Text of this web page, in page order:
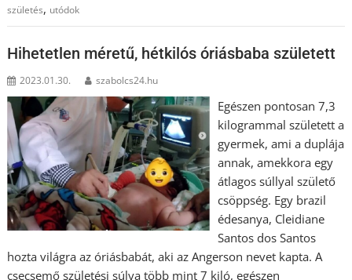
születés, utódok
Hihetetlen méretű, hétkilós óriásbaba született
2023.01.30. szabolcs24.hu
Egészen pontosan 7,3
kilogrammal született a
gyermek, ami a duplája
annak, amekkora egy
átlagos súllyal születő
csöppség. Egy brazil
édesanya, Cleidiane
Santos dos Santos
hozta világra az óriásbabát, aki az Angerson nevet kapta. A
csecsemő születési súlya több mint 7 kiló, egészen